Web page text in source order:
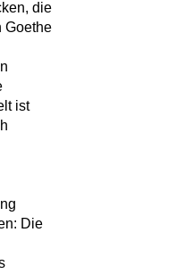
die
Goethe
ist
Die